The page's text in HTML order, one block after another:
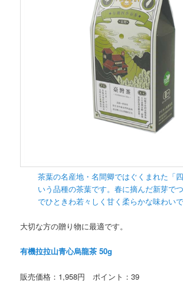
茶葉の名産地・名間卿ではぐくまれた「
いう品種の茶葉です。春に摘んだ新芽で
でひときわ若々しく甘く柔らかな味わいで
大切な方の贈り物に最適です。
有機拉拉山青心烏龍茶 50g
販売価格：1,958円 ポイント：39